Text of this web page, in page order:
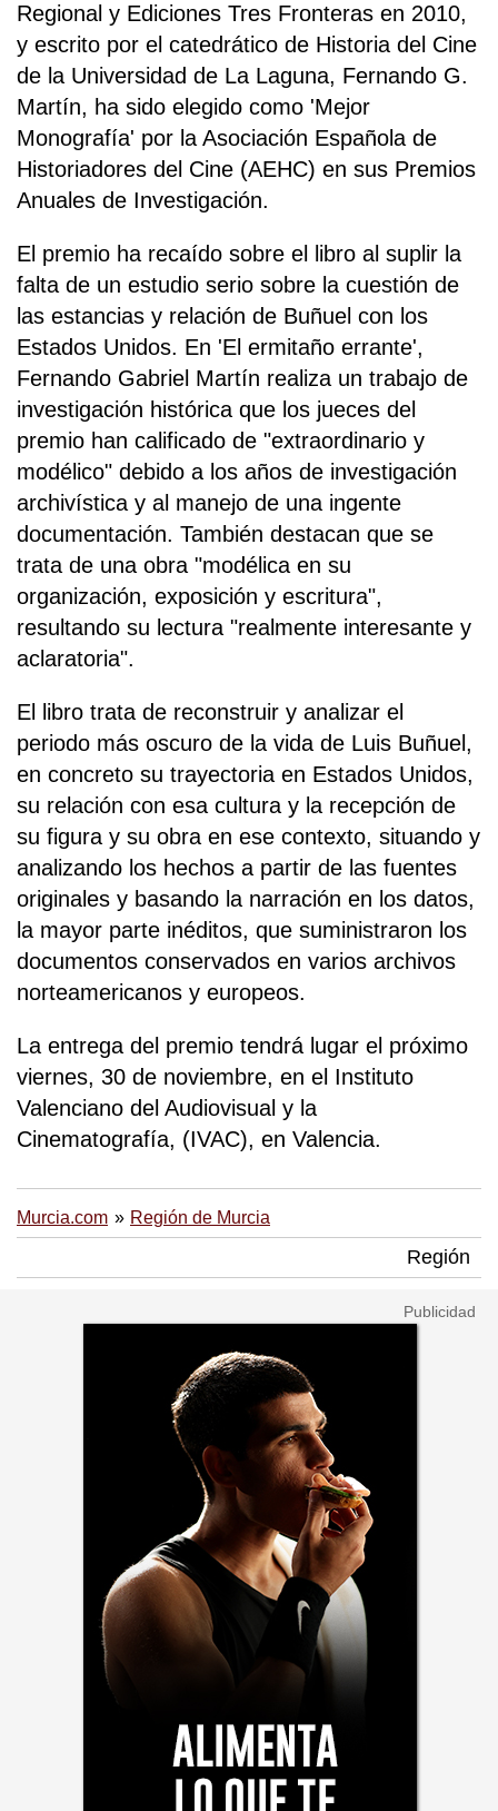
Regional y Ediciones Tres Fronteras en 2010,
y escrito por el catedrático de Historia del Cine
de la Universidad de La Laguna, Fernando G.
Martín, ha sido elegido como 'Mejor
Monografía' por la Asociación Española de
Historiadores del Cine (AEHC) en sus Premios
Anuales de Investigación.
El premio ha recaído sobre el libro al suplir la
falta de un estudio serio sobre la cuestión de
las estancias y relación de Buñuel con los
Estados Unidos. En 'El ermitaño errante',
Fernando Gabriel Martín realiza un trabajo de
investigación histórica que los jueces del
premio han calificado de "extraordinario y
modélico" debido a los años de investigación
archivística y al manejo de una ingente
documentación. También destacan que se
trata de una obra "modélica en su
organización, exposición y escritura",
resultando su lectura "realmente interesante y
aclaratoria".
El libro trata de reconstruir y analizar el
periodo más oscuro de la vida de Luis Buñuel,
en concreto su trayectoria en Estados Unidos,
su relación con esa cultura y la recepción de
su figura y su obra en ese contexto, situando y
analizando los hechos a partir de las fuentes
originales y basando la narración en los datos,
la mayor parte inéditos, que suministraron los
documentos conservados en varios archivos
norteamericanos y europeos.
La entrega del premio tendrá lugar el próximo
viernes, 30 de noviembre, en el Instituto
Valenciano del Audiovisual y la
Cinematografía, (IVAC), en Valencia.
Murcia.com Región de Murcia
Región